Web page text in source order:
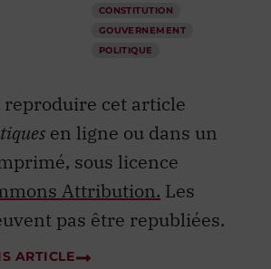
CONSTITUTION
GOUVERNEMENT
POLITIQUE
reproduire cet article
en ligne ou dans un
sous licence
Attribution. Les
pas être republiées.
ARTICLE